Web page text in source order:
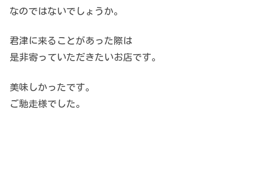
なのではないでしょうか。
君津に来ることがあった際は
是非寄っていただきたいお店です。
美味しかったです。
ご馳走様でした。